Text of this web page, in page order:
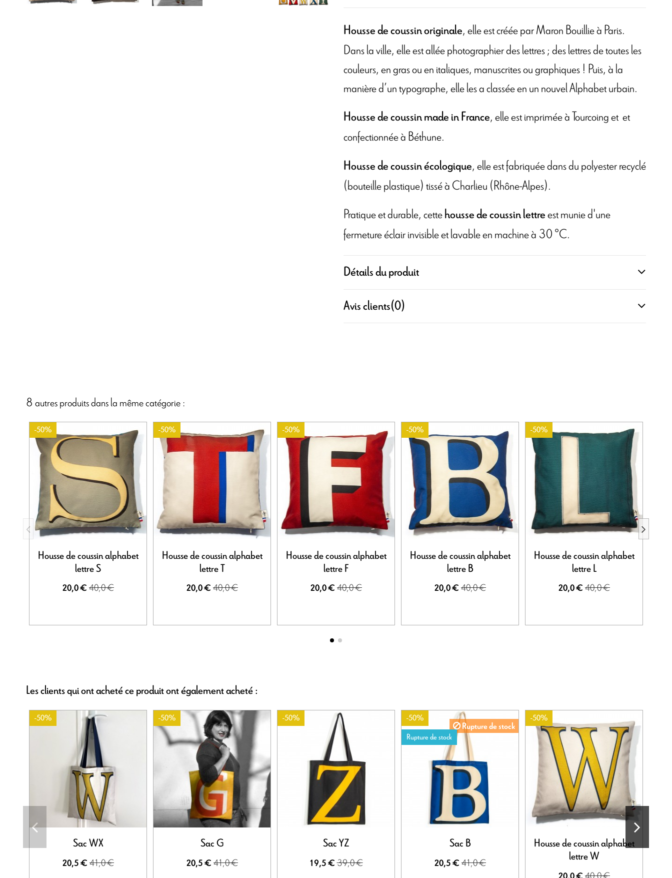
Housse de coussin originale, elle est créée par Maron Bouillie à Paris.
Dans la ville, elle est allée photographier des lettres ; des lettres de toutes les
couleurs, en gras ou en italiques, manuscrites ou graphiques ! Puis, à la
manière d’un typographe, elle les a classée en un nouvel Alphabet urbain.
Housse de coussin made in France, elle est imprimée à Tourcoing et et
confectionnée à Béthune.
Housse de coussin écologique, elle est fabriquée dans du polyester recyclé
(bouteille plastique) tissé à Charlieu (Rhône-Alpes).
Pratique et durable, cettehousse de coussin lettreest munie d'une
fermeture éclair invisible et lavable en machine à 30 °C.
Détails du produit
Avis clients(0)
8 autres produits dans la même catégorie :
-50%
Housse de coussin alphabet
lettre S
20,0 € 40,0 €
-50%
Housse de coussin alphabet
lettre T
20,0 € 40,0 €
-50%
Housse de coussin alphabet
lettre F
20,0 € 40,0 €
-50%
Housse de coussin alphabet
lettre B
20,0 € 40,0 €
-50%
Housse de coussin alphabet
lettre L
20,0 € 40,0 €
Les clients qui ont acheté ce produit ont également acheté :
-50%
Sac WX
20,5 € 41,0 €
-50%
Sac G
20,5 € 41,0 €
-50%
Sac YZ
19,5 €39,0 €
-50%
Rupture de stock
Rupture de stock
Sac B
20,5 € 41,0 €
-50%
Housse de coussin alphabet
lettre W